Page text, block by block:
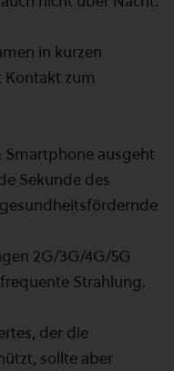
in kurzen
zum
Smartphone ausgeht
Sekunde des
2G/3G/4G/5G
Strahlung.
der die
sollte aber